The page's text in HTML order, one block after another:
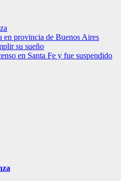
en provincia de Buenos Aires
su sueño
en Santa Fe y fue suspendido